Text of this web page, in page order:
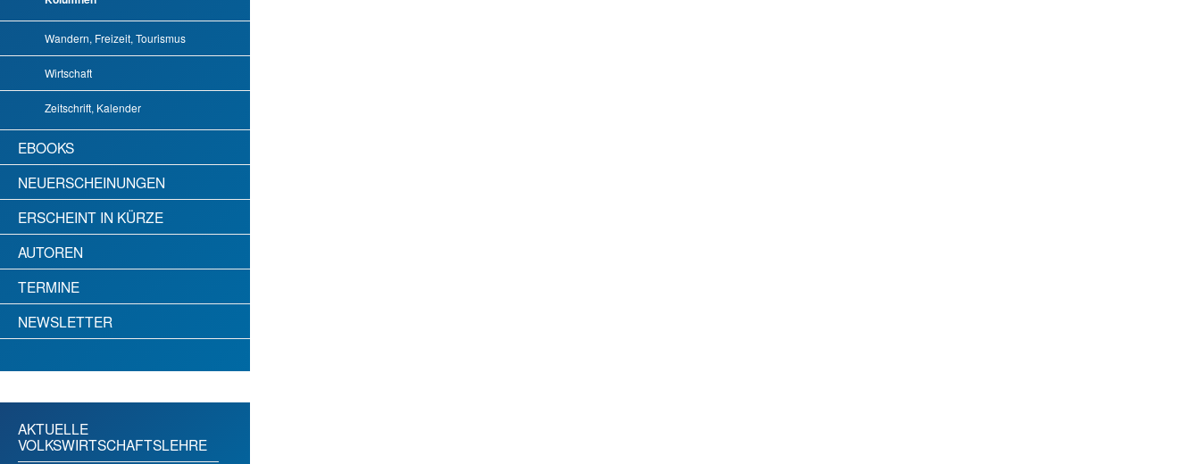
Wandern, Freizeit, Tourismus
Wirtschaft
Zeitschrift, Kalender
EBOOKS
NEUERSCHEINUNGEN
ERSCHEINT IN KÜRZE
AUTOREN
TERMINE
NEWSLETTER
AKTUELLE
VOLKSWIRTSCHAFTSLEHRE